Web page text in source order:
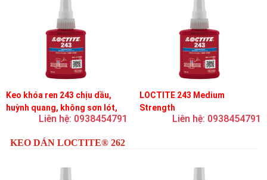
Keo khóa ren 243 chịu dầu,
huỳnh quang, không sơn lót,
dễ tháo rời, độ bền trung bình
Liên hệ: 0938454791
LOCTITE 243 Medium
Strength
Liên hệ: 0938454791
KEO DÁN LOCTITE® 262